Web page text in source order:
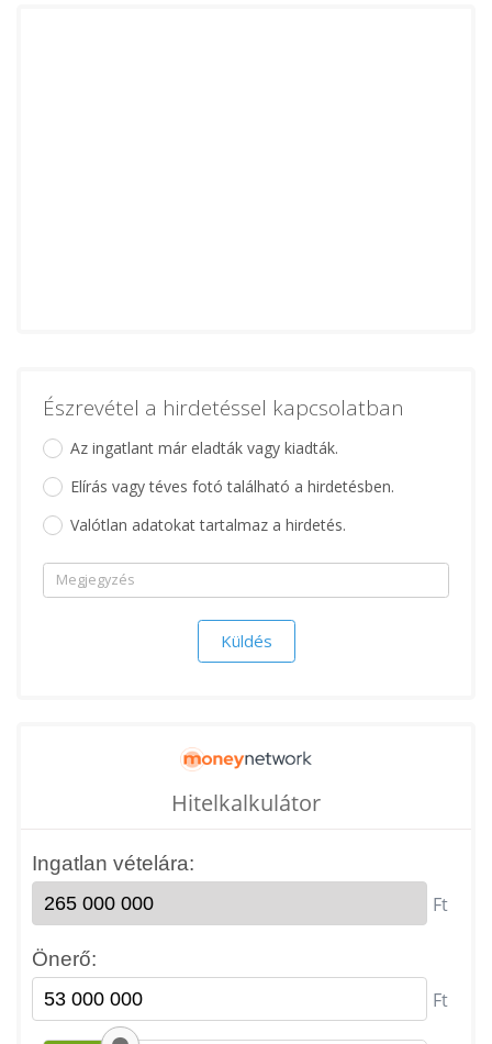
Észrevétel a hirdetéssel kapcsolatban
Az ingatlant már eladták vagy kiadták.
Elírás vagy téves fotó található a hirdetésben.
Valótlan adatokat tartalmaz a hirdetés.